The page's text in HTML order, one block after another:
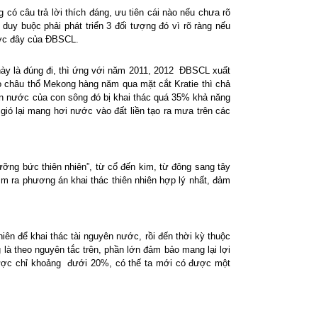
có câu trả lời thích đáng, ưu tiên cái nào nếu chưa rõ
buộc phải phát triển 3 đối tượng đó vì rõ ràng nếu
đây của ĐBSCL.
là đúng đi, thì ứng với năm 2011, 2012 ĐBSCL xuất
thổ Mekong hàng năm qua mặt cắt Kratie thì chả
nước của con sông đó bị khai thác quá 35% khả năng
lại mang hơi nước vào đất liền tạo ra mưa trên các
bức thiên nhiên”, từ cổ đến kim, từ đông sang tây
ra phương án khai thác thiên nhiên hợp lý nhất, đảm
để khai thác tài nguyên nước, rồi đến thời kỳ thuộc
theo nguyên tắc trên, phần lớn đảm bảo mang lại lợi
chỉ khoảng đưới 20%, có thế ta mới có được một